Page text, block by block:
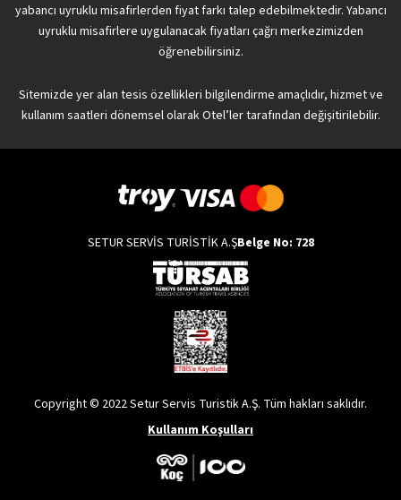
yabancı uyruklu misafirlerden fiyat farkı talep edebilmektedir. Yabancı
uyruklu misafirlere uygulanacak fiyatları çağrı merkezimizden
öğrenebilirsiniz.
Sitemizde yer alan tesis özellikleri bilgilendirme amaçlıdır, hizmet ve
kullanım saatleri dönemsel olarak Otel’ler tarafından değişitirilebilir.
SETUR SERVİS TURİSTİK A.ŞBelge No: 728
Copyright © 2022 Setur Servis Turistik A.Ş. Tüm hakları saklıdır.
Kullanım Koşulları